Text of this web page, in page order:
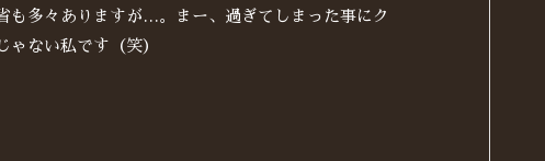
も多々ありますが…。まー、過ぎてしまった事にク
ない私です（笑）